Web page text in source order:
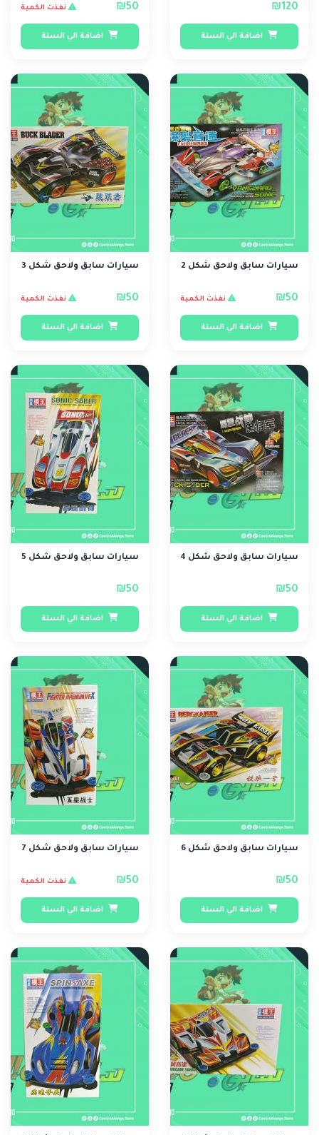
₪120
اضافة الي السلة
₪50 نفذت الكمية
اضافة الي السلة
سيارات سابق ولاحق شكل 2
₪50 نفذت الكمية
اضافة الي السلة
سيارات سابق ولاحق شكل 3
₪50 نفذت الكمية
اضافة الي السلة
سيارات سابق ولاحق شكل 4
₪50
اضافة الي السلة
سيارات سابق ولاحق شكل 5
₪50
اضافة الي السلة
سيارات سابق ولاحق شكل 6
₪50
اضافة الي السلة
سيارات سابق ولاحق شكل 7
₪50 نفذت الكمية
اضافة الي السلة